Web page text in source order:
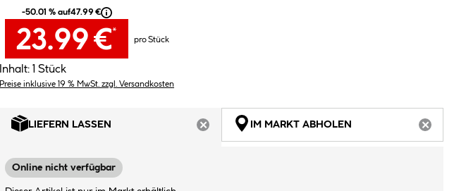
-50.01 % auf47.99 €
23.99 €*
pro Stück
Inhalt: 1 Stück
Preise inklusive 19 % MwSt. zzgl. Versandkosten
LIEFERN LASSEN
ARTIKEL NICHT VERFÜGBAR
IM MARKT ABHOLEN
Online nicht verfügbar